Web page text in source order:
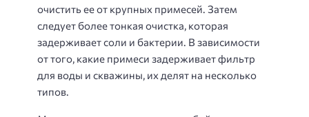
очистить ее от крупных примесей. Затем
следует более тонкая очистка, которая
задерживает соли и бактерии. В зависимости
от того, какие примеси задерживает фильтр
для воды и скважины, их делят на несколько
типов.